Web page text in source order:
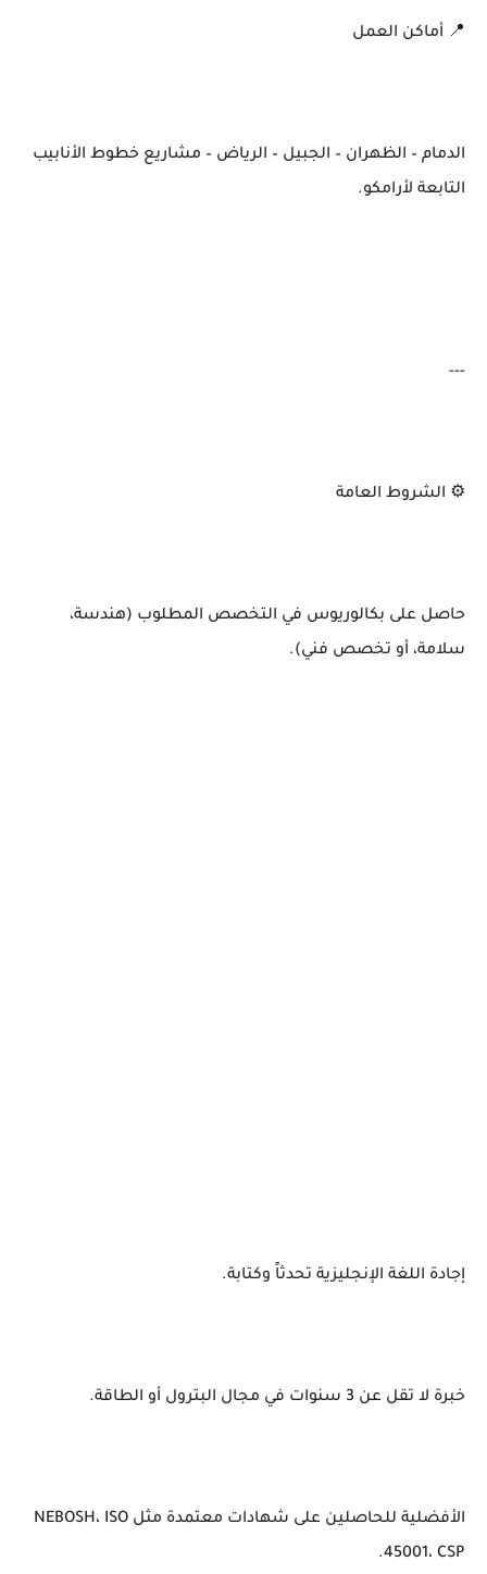
📍 أماكن العمل
الدمام – الظهران – الجبيل – الرياض – مشاريع خطوط الأنابيب
التابعة لأرامكو.
---
⚙️ الشروط العامة
حاصل على بكالوريوس في التخصص المطلوب (هندسة،
سلامة، أو تخصص فني).
إجادة اللغة الإنجليزية تحدثاً وكتابة.
خبرة لا تقل عن 3 سنوات في مجال البترول أو الطاقة.
الأفضلية للحاصلين على شهادات معتمدة مثل NEBOSH، ISO
45001، CSP.